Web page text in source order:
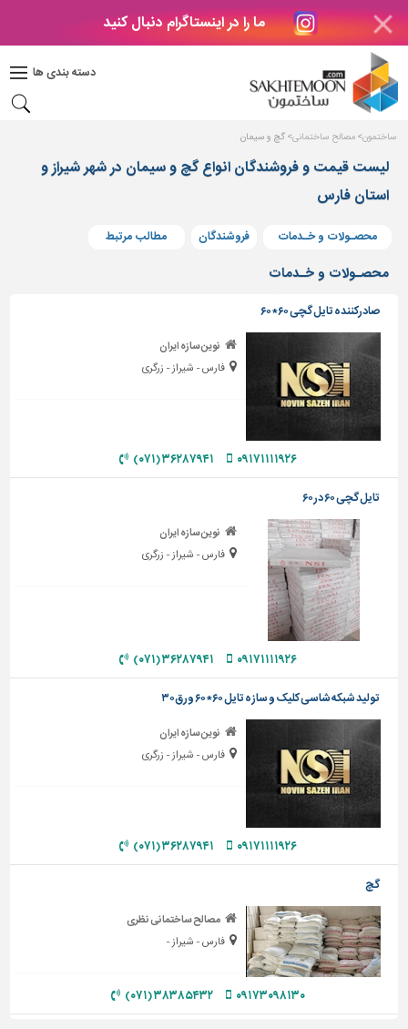
ما را در اینستاگرام دنبال کنید
دسته بندی ها
دکوراسیون
بتن
های
بتنی
درب
پنجره
مصالح
و
حفاظ
دیوارپوش،
سرویس
بهداشتی
ابزار،یراق
و
ماشین
آلات
محوطه
سازی
و
ساخت
و
ساز
ساختمان
ترافیک
و
سازه
ساختمون مصالح ساختمانی گچ و سیمان
لیست قیمت و فروشندگان انواع گچ و سیمان در شهر شیراز و
استان فارس
محصـولات و خـدمات فروشندگان مطالب مرتبط
محصـولات و خـدمات
صادرکننده تایل گچی ۶۰*۶۰
نوین سازه ایران
فارس - شیراز - زرگری
۰۹۱۷۱۱۱۱۹۲۶ ۳۶۲۸۷۹۴۱ (۰۷۱)
تایل گچی ۶۰ در۶۰
نوین سازه ایران
فارس - شیراز - زرگری
۰۹۱۷۱۱۱۱۹۲۶ ۳۶۲۸۷۹۴۱ (۰۷۱)
تولید شبکه شاسی کلیک و سازه تایل ۶۰*۶۰ ورق۳۰
نوین سازه ایران
فارس - شیراز - زرگری
۰۹۱۷۱۱۱۱۹۲۶ ۳۶۲۸۷۹۴۱ (۰۷۱)
گچ
مصالح ساختمانی نظری
فارس - شیراز -
۰۹۱۷۳۰۹۸۱۳۰ ۳۸۳۸۵۴۳۲ (۰۷۱)